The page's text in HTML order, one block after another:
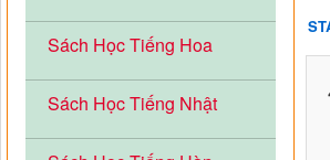
Sách Học Tiếng Hoa
Sách Học Tiếng Nhật